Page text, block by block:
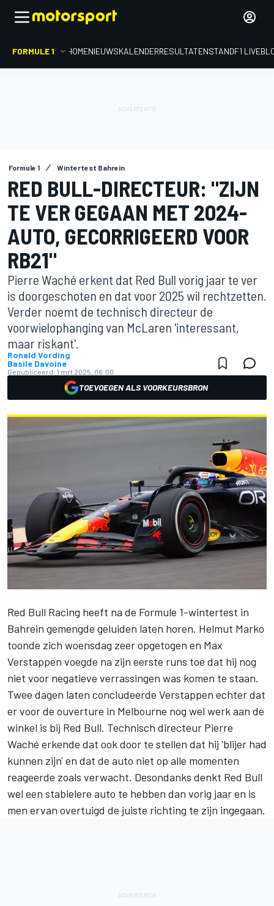
FORMULE 1 HOMENIEUWSKALENDERRESULTATENSTANDF1
Formule 1 Wintertest Bahrein
RED BULL-DIRECTEUR: "ZIJN
TE VER GEGAAN MET 2024-
AUTO, GECORRIGEERD VOOR
RB21"
Pierre Waché erkent dat Red Bull vorig jaar te ver
is doorgeschoten en dat voor 2025 wil rechtzetten.
Verder noemt de technisch directeur de
voorwielophanging van McLaren 'interessant,
maar riskant'.
Ronald Vording
Basile Davoine
Gepubliceerd: 1 mrt 2025, 06:00
TOEVOEGEN ALS VOORKEURSBRON
Red Bull Racing heeft na de Formule 1-wintertest in
Bahrein gemengde geluiden laten horen. Helmut Marko
toonde zich woensdag zeer opgetogen en Max
Verstappen voegde na zijn eerste runs toe dat hij nog
niet voor negatieve verrassingen was komen te staan.
Twee dagen laten concludeerde Verstappen echter dat
er voor de ouverture in Melbourne nog wel werk aan de
winkel is bij Red Bull. Technisch directeur Pierre
Waché erkende dat ook door te stellen dat hij 'blijer had
kunnen zijn' en dat de auto niet op alle momenten
reageerde zoals verwacht. Desondanks denkt Red Bull
wel een stabielere auto te hebben dan vorig jaar en is
men ervan overtuigd de juiste richting te zijn ingegaan.